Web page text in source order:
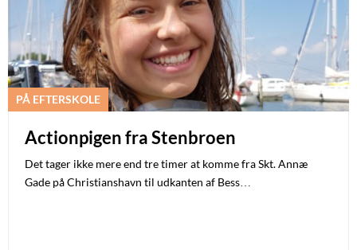
PÅ EFTERSKOLE
Actionpigen fra Stenbroen
Det tager ikke mere end tre timer at komme fra Skt. Annæ
Gade på Christianshavn til udkanten af Bess…